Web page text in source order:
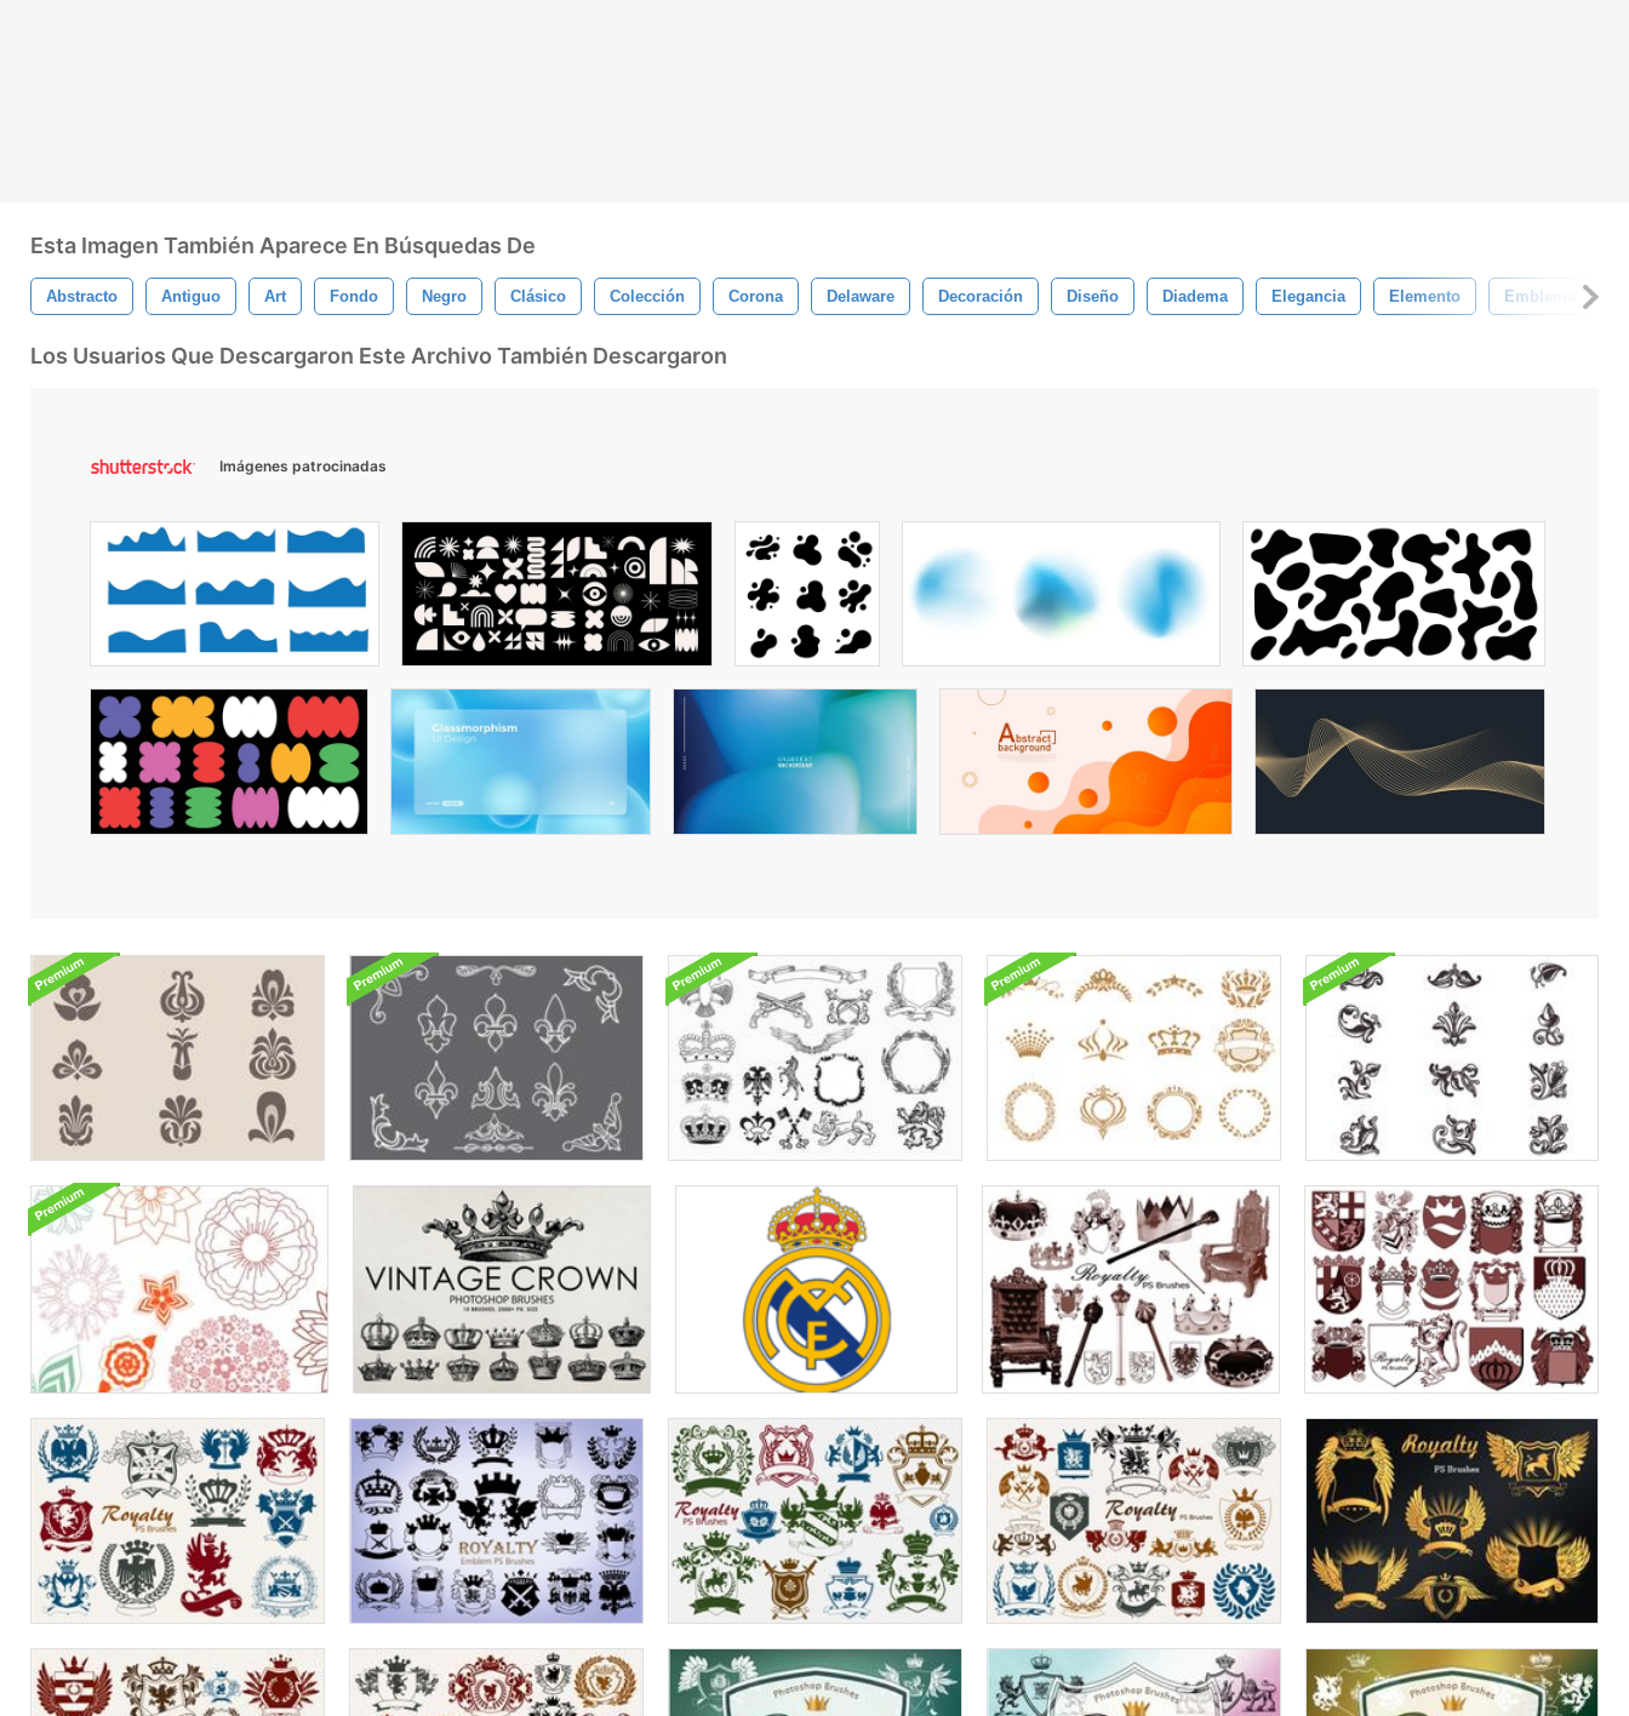
Esta Imagen También Aparece En Búsquedas De
Abstracto Antiguo Art Fondo Negro Clásico Colección Corona Delaware Decoración Diseño Diadema Elegancia Elemento Emblema
Los Usuarios Que Descargaron Este Archivo También Descargaron
Imágenes patrocinadas